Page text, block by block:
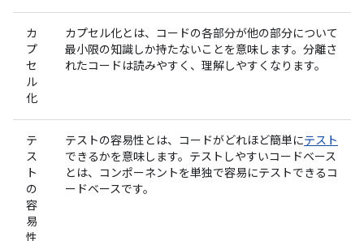
カ
プ
セ
ル
化
カプセル化とは、コードの各部分が他の部分について
最小限の知識しか持たないことを意味します。分離さ
れたコードは読みやすく、理解しやすくなります。
テ
ス
ト
の
容
易
性
テストの容易性とは、コードがどれほど簡単にテスト
できるかを意味します。テストしやすいコードベース
とは、コンポーネントを単独で容易にテストできるコ
ードベースです。